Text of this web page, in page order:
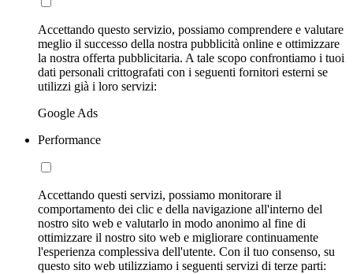
Accettando questo servizio, possiamo comprendere e valutare
meglio il successo della nostra pubblicità online e ottimizzare
la nostra offerta pubblicitaria. A tale scopo confrontiamo i tuoi
dati personali crittografati con i seguenti fornitori esterni se
utilizzi già i loro servizi:
Google Ads
Performance
Accettando questi servizi, possiamo monitorare il
comportamento dei clic e della navigazione all'interno del
nostro sito web e valutarlo in modo anonimo al fine di
ottimizzare il nostro sito web e migliorare continuamente
l'esperienza complessiva dell'utente. Con il tuo consenso, su
questo sito web utilizziamo i seguenti servizi di terze parti: